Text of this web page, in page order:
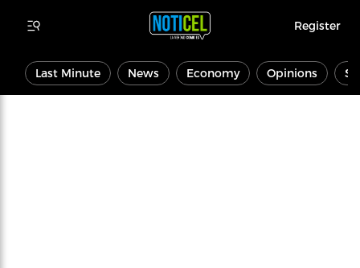
Register
Last Minute News Economy Opinions